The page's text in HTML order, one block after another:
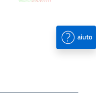
aiuto